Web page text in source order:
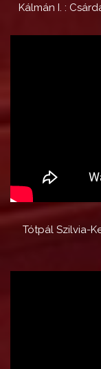
Kálmán I. :
Tótpál Szilvia-